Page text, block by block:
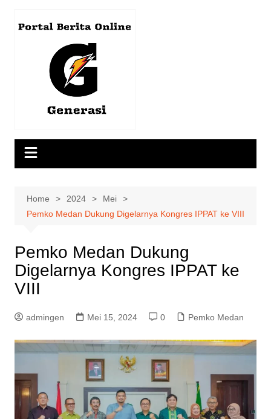
Home 2024
Mei
Pemko Medan Dukung Digelarnya Kongres IPPAT ke VIII
Pemko Medan Dukung
Digelarnya Kongres IPPAT ke
VIII
admingen Mei 15, 2024 0 Pemko Medan